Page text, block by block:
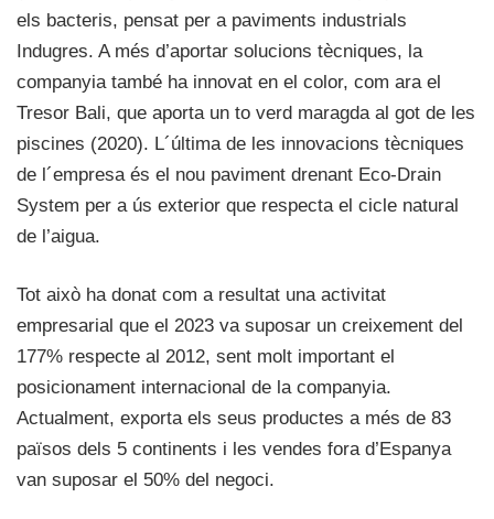
els bacteris, pensat per a paviments industrials
Indugres. A més d’aportar solucions tècniques, la
companyia també ha innovat en el color, com ara el
Tresor Bali, que aporta un to verd maragda al got de les
piscines (2020). L´última de les innovacions tècniques
de l´empresa és el nou paviment drenant Eco-Drain
System per a ús exterior que respecta el cicle natural
de l’aigua.
Tot això ha donat com a resultat una activitat
empresarial que el 2023 va suposar un creixement del
177% respecte al 2012, sent molt important el
posicionament internacional de la companyia.
Actualment, exporta els seus productes a més de 83
països dels 5 continents i les vendes fora d’Espanya
van suposar el 50% del negoci.